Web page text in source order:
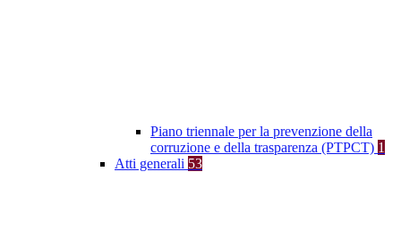
Piano triennale per la prevenzione della
corruzione e della trasparenza (PTPCT) 1
Atti generali 53